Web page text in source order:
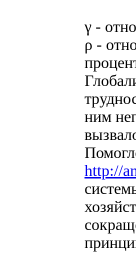
γ -
ρ -
ним
http://